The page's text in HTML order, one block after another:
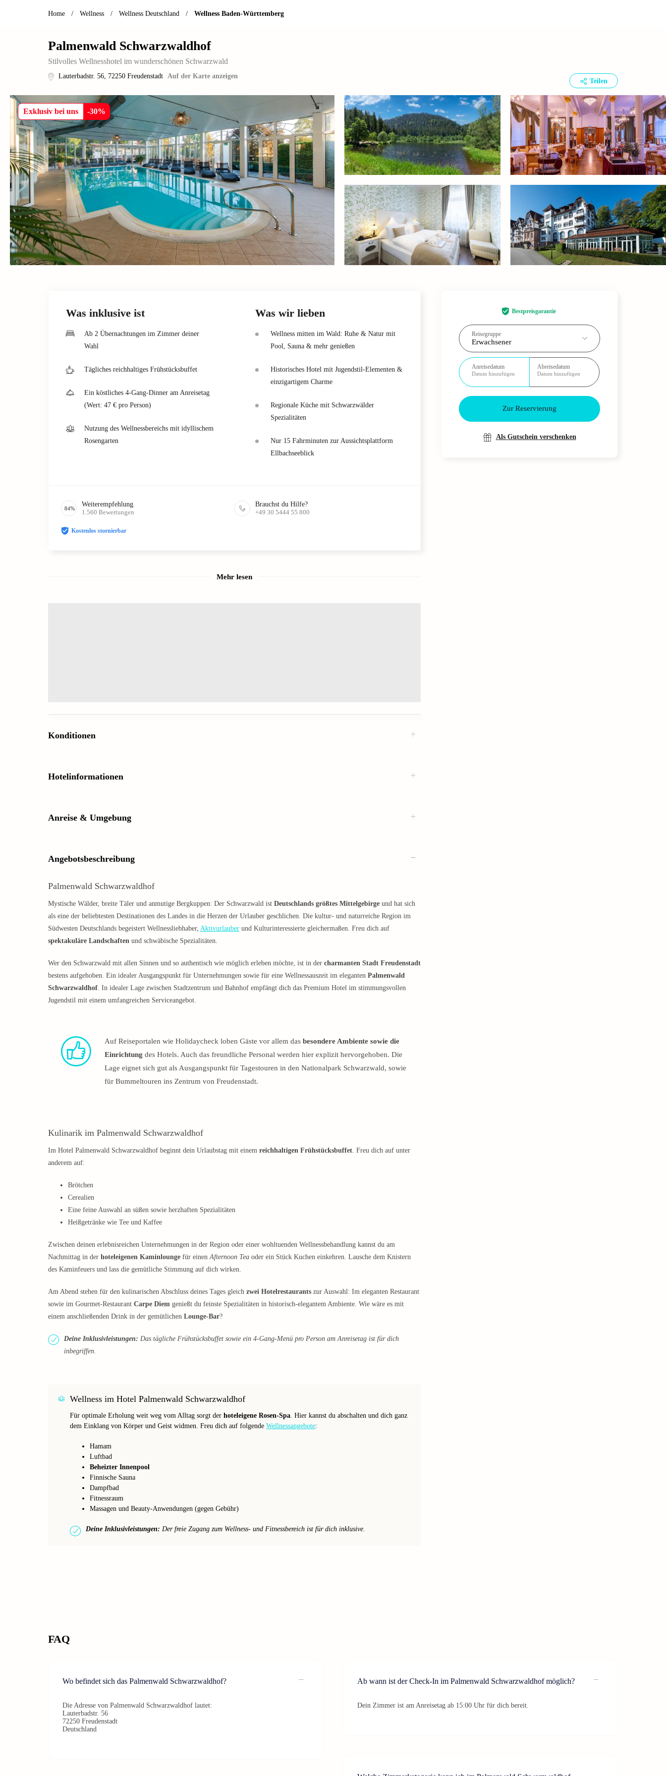
Home / Wellness / Wellness Deutschland / Wellness Baden-Württemberg
Palmenwald Schwarzwaldhof
Stilvolles Wellnesshotel im wunderschönen Schwarzwald
Lauterbadstr. 56, 72250 Freudenstadt Auf der Karte anzeigen
Teilen
Exklusiv bei uns -30%
Bestpreisgarantie
Reisegruppe
Erwachsener
Anreisedatum
Datum hinzufügen
Abreisedatum
Datum hinzufügen
Zur Reservierung
Als Gutschein verschenken
Was inklusive ist
Ab 2 Übernachtungen im Zimmer deiner
Wahl
Tägliches reichhaltiges Frühstücksbuffet
Ein köstliches 4-Gang-Dinner am Anreisetag
(Wert: 47 € pro Person)
Nutzung des Wellnessbereichs mit idyllischem
Rosengarten
Was wir lieben
Wellness mitten im Wald: Ruhe & Natur mit
Pool, Sauna & mehr genießen
Historisches Hotel mit Jugendstil-Elementen &
einzigartigem Charme
Regionale Küche mit Schwarzwälder
Spezialitäten
Nur 15 Fahrminuten zur Aussichtsplattform
Ellbachseeblick
84%
Weiterempfehlung
1.560 Bewertungen
Brauchst du Hilfe?
+49 30 5444 55 800
Kostenlos stornierbar
Mehr lesen
Konditionen
Hotelinformationen
Anreise & Umgebung
Angebotsbeschreibung
Palmenwald Schwarzwaldhof
Mystische Wälder, breite Täler und anmutige Bergkuppen: Der Schwarzwald ist Deutschlands größtes Mittelgebirge und hat sich
als eine der beliebtesten Destinationen des Landes in die Herzen der Urlauber geschlichen. Die kultur- und naturreiche Region im
Südwesten Deutschlands begeistert Wellnessliebhaber, Aktivurlauber und Kulturinteressierte gleichermaßen. Freu dich auf
spektakuläre Landschaften und schwäbische Spezialitäten.
Wer den Schwarzwald mit allen Sinnen und so authentisch wie möglich erleben möchte, ist in der charmanten Stadt Freudenstadt
bestens aufgehoben. Ein idealer Ausgangspunkt für Unternehmungen sowie für eine Wellnessauszeit im eleganten Palmenwald
Schwarzwaldhof . In idealer Lage zwischen Stadtzentrum und Bahnhof empfängt dich das Premium Hotel im stimmungsvollen
Jugendstil mit einem umfangreichen Serviceangebot.
Auf Reiseportalen wie Holidaycheck loben Gäste vor allem das besondere Ambiente sowie die
Einrichtung des Hotels. Auch das freundliche Personal werden hier explizit hervorgehoben. Die
Lage eignet sich gut als Ausgangspunkt für Tagestouren in den Nationalpark Schwarzwald, sowie
für Bummeltouren ins Zentrum von Freudenstadt.
Kulinarik im Palmenwald Schwarzwaldhof
Im Hotel Palmenwald Schwarzwaldhof beginnt dein Urlaubstag mit einem reichhaltigen Frühstücksbuffet . Freu dich auf unter
anderem auf:
Brötchen
Cerealien
Eine feine Auswahl an süßen sowie herzhaften Spezialitäten
Heißgetränke wie Tee und Kaffee
Zwischen deinen erlebnisreichen Unternehmungen in der Region oder einer wohltuenden Wellnessbehandlung kannst du am
Nachmittag in der hoteleigenen Kaminlounge für einen Afternoon Tea oder ein Stück Kuchen einkehren. Lausche dem Knistern
des Kaminfeuers und lass die gemütliche Stimmung auf dich wirken.
Am Abend stehen für den kulinarischen Abschluss deines Tages gleich zwei Hotelrestaurants zur Auswahl: Im eleganten Restaurant
sowie im Gourmet-Restaurant Carpe Diem genießt du feinste Spezialitäten in historisch-elegantem Ambiente. Wie wäre es mit
einem anschließenden Drink in der gemütlichen Lounge-Bar?
Deine Inklusivleistungen: Das tägliche Frühstücksbuffet sowie ein 4-Gang-Menü pro Person am Anreisetag ist für dich
inbegriffen.
Wellness im Hotel Palmenwald Schwarzwaldhof
Für optimale Erholung weit weg vom Alltag sorgt der hoteleigene Rosen-Spa . Hier kannst du abschalten und dich ganz
dem Einklang von Körper und Geist widmen. Freu dich auf folgende Wellnessangebote:
Hamam
Luftbad
Beheizter Innenpool
Finnische Sauna
Dampfbad
Fitnessraum
Massagen und Beauty-Anwendungen (gegen Gebühr)
Deine Inklusivleistungen: Der freie Zugang zum Wellness- und Fitnessbereich ist für dich inklusive.
FAQ
Wo befindet sich das Palmenwald Schwarzwaldhof?
Die Adresse von Palmenwald Schwarzwaldhof lautet:
Lauterbadstr. 56
72250 Freudenstadt
Deutschland
Ab wann ist der Check-In im Palmenwald Schwarzwaldhof möglich?
Dein Zimmer ist am Anreisetag ab 15:00 Uhr für dich bereit.